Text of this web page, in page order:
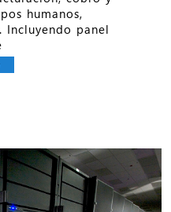
humanos,
Incluyendo panel